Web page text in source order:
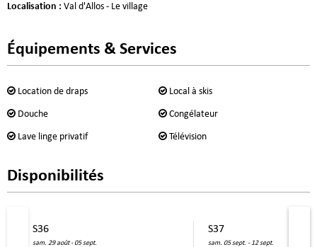
Localisation : Val d'Allos - Le village
Équipements & Services
Location de draps Local à skis
Douche Congélateur
Lave linge privatif Télévision
Disponibilités
S36
sam. 29 août - 05 sept.
S37
sam. 05 sept. - 12 sept.